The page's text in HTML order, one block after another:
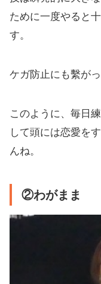
ために一度やると
す。
ケガ防止にも繫が
このように、毎日
して頭には恋愛を
んね。
②わがまま